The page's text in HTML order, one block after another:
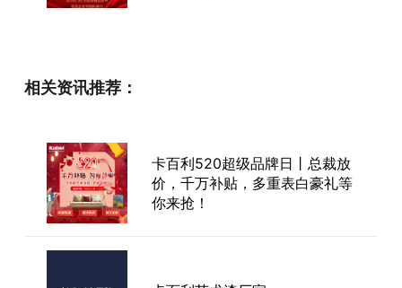
广州建博会圆满落幕，卡百利艺
术涂料.软装成家居领域新风口！
卡百利净醛全效蛋壳光丨别人追
相关资讯推荐：
卡百利520超级品牌日丨总裁放
价，千万补贴，多重表白豪礼等
你来抢！